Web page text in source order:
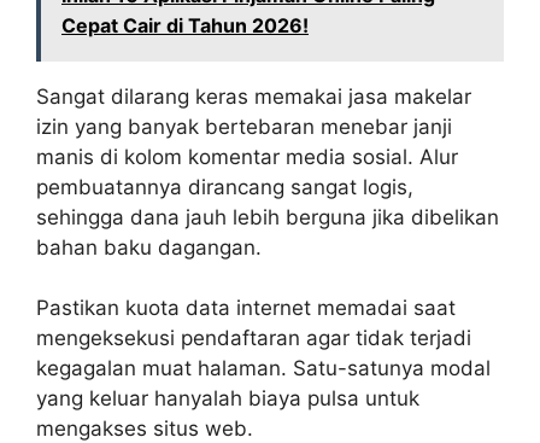
Cepat Cair di Tahun 2026!
Sangat dilarang keras memakai jasa makelar
izin yang banyak bertebaran menebar janji
manis di kolom komentar media sosial. Alur
pembuatannya dirancang sangat logis,
sehingga dana jauh lebih berguna jika dibelikan
bahan baku dagangan.
Pastikan kuota data internet memadai saat
mengeksekusi pendaftaran agar tidak terjadi
kegagalan muat halaman. Satu-satunya modal
yang keluar hanyalah biaya pulsa untuk
mengakses situs web.